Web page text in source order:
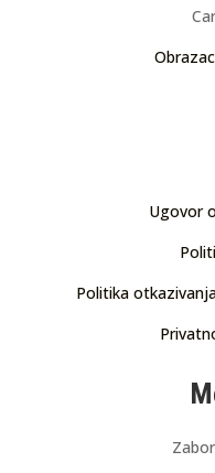
Ugovor
Politika